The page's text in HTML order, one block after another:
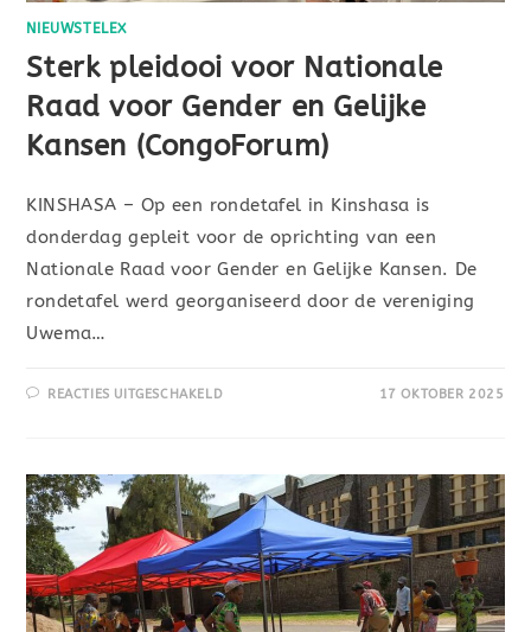
NIEUWSTELEX
Sterk pleidooi voor Nationale
Raad voor Gender en Gelijke
Kansen (CongoForum)
KINSHASA – Op een rondetafel in Kinshasa is
donderdag gepleit voor de oprichting van een
Nationale Raad voor Gender en Gelijke Kansen. De
rondetafel werd georganiseerd door de vereniging
Uwema…
REACTIES UITGESCHAKELD 17 OKTOBER 2025